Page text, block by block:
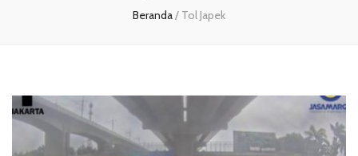
Beranda/ Tol Japek